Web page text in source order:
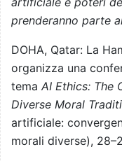
prenderanno parte
DOHA, Qatar: La
organizza una
tema AI Ethics: The
Diverse Moral
artificiale:
morali diverse),